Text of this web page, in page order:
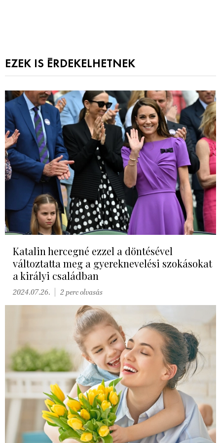
EZEK IS ÉRDEKELHETNEK
Katalin hercegné ezzel a döntésével
változtatta meg a gyereknevelési szokásokat
a királyi családban
2024.07.26. 2 perc olvasás